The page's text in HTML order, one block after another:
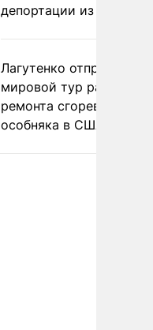
депортации из России
Лагутенко отправился в
мировой тур ради
ремонта сгоревшего
особняка в США